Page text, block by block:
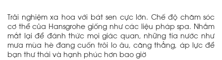
Trải nghiệm xa hoa với bát sen cực lớn. Chế độ chăm sóc
cơ thể của Hansgrohe giống như các liệu pháp spa. Nhắm
mắt lại để đánh thức mọi giác quan, những tia nước như
mưa mùa hè đang cuốn trôi lo âu, căng thẳng, áp lực để
bạn thư thái và hạnh phúc hơn bao giờ